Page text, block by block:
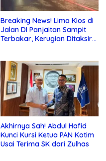
Breaking News! Lima Kios di
Jalan DI Panjaitan Sampit
Terbakar, Kerugian Ditaksir
Akhirnya Sah! Abdul Hafid
Kunci Kursi Ketua PAN Kotim
Usai Terima SK dari Zulhas